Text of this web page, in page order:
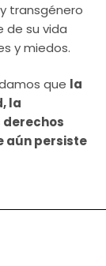
transgénero
de su vida
y miedos.
que la
la
derechos
aún persiste